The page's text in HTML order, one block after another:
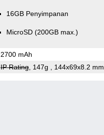
16GB Penyimpanan
MicroSD (200GB max.)
2700 mAh
IP Rating, 147g , 144x69x8.2 mm